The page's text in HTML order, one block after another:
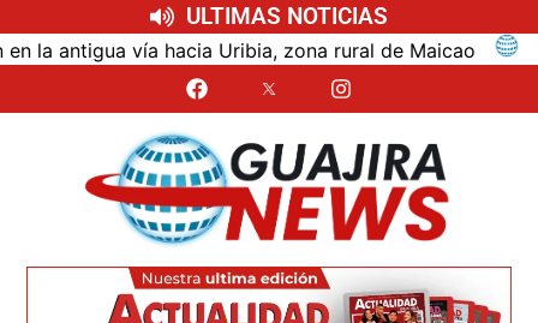
ULTIMAS NOTICIAS
vía hacia Uribia, zona rural de Maicao